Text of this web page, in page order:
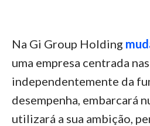
Na Gi Group Holding
uma empresa centrada
independentemente da
desempenha, embarcará
utilizará a sua ambição,